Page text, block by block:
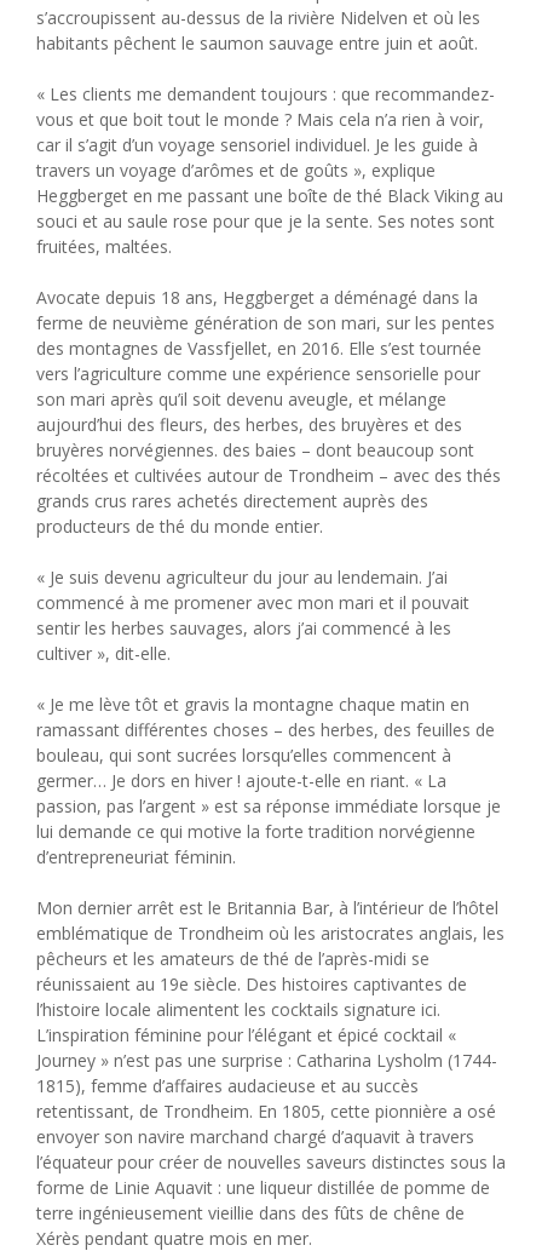
s’accroupissent au-dessus de la rivière Nidelven et où les
habitants pêchent le saumon sauvage entre juin et août.
« Les clients me demandent toujours : que recommandez-
vous et que boit tout le monde ? Mais cela n’a rien à voir,
car il s’agit d’un voyage sensoriel individuel. Je les guide à
travers un voyage d’arômes et de goûts », explique
Heggberget en me passant une boîte de thé Black Viking au
souci et au saule rose pour que je la sente. Ses notes sont
fruitées, maltées.
Avocate depuis 18 ans, Heggberget a déménagé dans la
ferme de neuvième génération de son mari, sur les pentes
des montagnes de Vassfjellet, en 2016. Elle s’est tournée
vers l’agriculture comme une expérience sensorielle pour
son mari après qu’il soit devenu aveugle, et mélange
aujourd’hui des fleurs, des herbes, des bruyères et des
bruyères norvégiennes. des baies – dont beaucoup sont
récoltées et cultivées autour de Trondheim – avec des thés
grands crus rares achetés directement auprès des
producteurs de thé du monde entier.
« Je suis devenu agriculteur du jour au lendemain. J’ai
commencé à me promener avec mon mari et il pouvait
sentir les herbes sauvages, alors j’ai commencé à les
cultiver », dit-elle.
« Je me lève tôt et gravis la montagne chaque matin en
ramassant différentes choses – des herbes, des feuilles de
bouleau, qui sont sucrées lorsqu’elles commencent à
germer… Je dors en hiver ! ajoute-t-elle en riant. « La
passion, pas l’argent » est sa réponse immédiate lorsque je
lui demande ce qui motive la forte tradition norvégienne
d’entrepreneuriat féminin.
Mon dernier arrêt est le Britannia Bar, à l’intérieur de l’hôtel
emblématique de Trondheim où les aristocrates anglais, les
pêcheurs et les amateurs de thé de l’après-midi se
réunissaient au 19e siècle. Des histoires captivantes de
l’histoire locale alimentent les cocktails signature ici.
L’inspiration féminine pour l’élégant et épicé cocktail «
Journey » n’est pas une surprise : Catharina Lysholm (1744-
1815), femme d’affaires audacieuse et au succès
retentissant, de Trondheim. En 1805, cette pionnière a osé
envoyer son navire marchand chargé d’aquavit à travers
l’équateur pour créer de nouvelles saveurs distinctes sous la
forme de Linie Aquavit : une liqueur distillée de pomme de
terre ingénieusement vieillie dans des fûts de chêne de
Xérès pendant quatre mois en mer.